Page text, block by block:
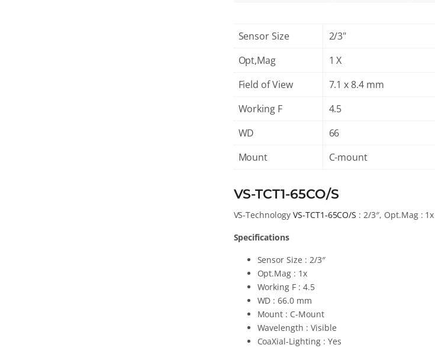
Sensor Size
2/3"
Opt,Mag
1 X
Field of View
7.1 x 8.4 mm
Working F
4.5
WD
66
Mount
C-mount
VS-TCT1-65CO/S
VS-Technology VS-TCT1-65CO/S : 2/3″, Opt.Mag :
Specifications
Sensor Size : 2/3″
Opt.Mag : 1x
Working F : 4.5
WD : 66.0 mm
Mount : C-Mount
Wavelength : Visible
CoaXial-Lighting : Yes